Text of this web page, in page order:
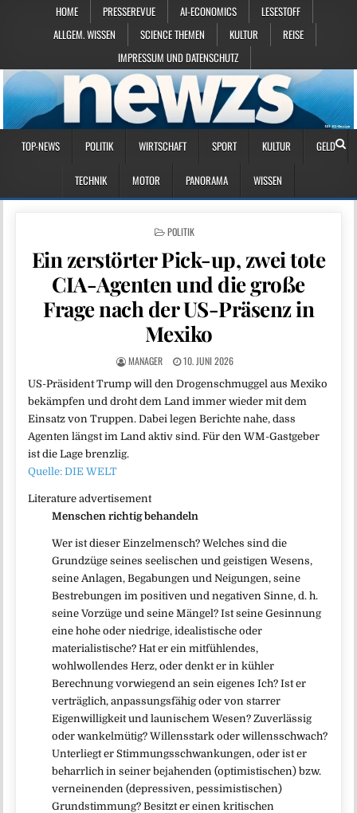
HOME PRESSEREVUE AI-ECONOMICS
LESESTOFF
ALLGEM. WISSEN
SCIENCE THEMEN KULTUR
REISE
IMPRESSUM UND DATENSCHUTZ
TOP-NEWS POLITIK WIRTSCHAFT SPORT KULTUR GELD
TECHNIK MOTOR PANORAMA WISSEN
POSTED IN
POLITIK
Ein zerstörter Pick-up, zwei tote
CIA-Agenten und die große
Frage nach der US-Präsenz in
Mexiko
MANAGER 10. JUNI 2026
US-Präsident Trump will den Drogenschmuggel aus Mexiko
bekämpfen und droht dem Land immer wieder mit dem
Einsatz von Truppen. Dabei legen Berichte nahe, dass
Agenten längst im Land aktiv sind. Für den WM-Gastgeber
ist die Lage brenzlig.
Quelle: DIE WELT
Literature advertisement
Menschen richtig behandeln
Wer ist dieser Einzelmensch? Welches sind die
Grundzüge seines seelischen und geistigen Wesens,
seine Anlagen, Begabungen und Neigungen, seine
Bestrebungen im positiven und negativen Sinne, d. h.
seine Vorzüge und seine Mängel? Ist seine Gesinnung
eine hohe oder niedrige, idealistische oder
materialistische? Hat er ein mitfühlendes,
wohlwollendes Herz, oder denkt er in kühler
Berechnung vorwiegend an sein eigenes Ich? Ist er
verträglich, anpassungsfähig oder von starrer
Eigenwilligkeit und launischem Wesen? Zuverlässig
oder wankelmütig? Willensstark oder willensschwach?
Unterliegt er Stimmungsschwankungen, oder ist er
beharrlich in seiner bejahenden (optimistischen) bzw.
verneinenden (depressiven, pessimistischen)
Grundstimmung? Besitzt er einen kritischen